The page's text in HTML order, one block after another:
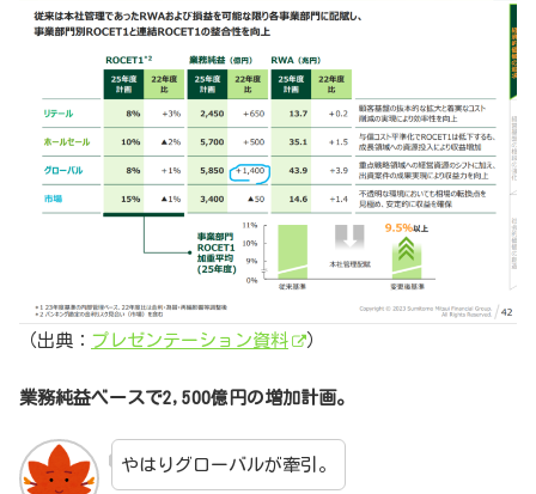
（出典： プレゼンテーション資料 ）
業務純益ベースで2,500億円の増加計画。
やはりグローバルが牽引。